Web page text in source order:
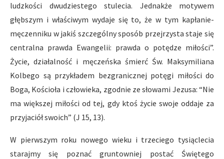
ludzkości dwudziestego stulecia. Jednakże motywem
głębszym i właściwym wydaje się to, że w tym kapłanie-
męczenniku w jakiś szczególny sposób przejrzysta staje się
centralna prawda Ewangelii: prawda o potędze miłości”.
Życie, działalność i męczeńska śmierć Św. Maksymiliana
Kolbego są przykładem bezgranicznej potęgi miłości do
Boga, Kościoła i człowieka, zgodnie ze słowami Jezusa: “Nie
ma większej miłości od tej, gdy ktoś życie swoje oddaje za
przyjaciół swoich” (J 15, 13).
W pierwszym roku nowego wieku i trzeciego tysiąclecia
starajmy się poznać gruntowniej postać Świętego